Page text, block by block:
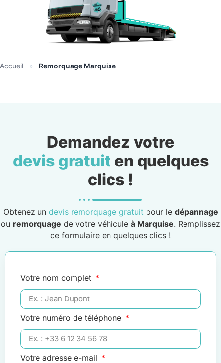
Accueil » Remorquage Marquise
Demandez votre
devis gratuit en quelques
clics !
Obtenez un devis remorquage gratuit pour le dépannage
ou remorquage de votre véhicule à Marquise. Remplissez
ce formulaire en quelques clics !
Votre nom complet
Votre numéro de téléphone
Votre adresse e-mail